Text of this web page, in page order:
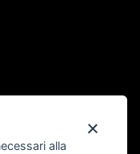
alla